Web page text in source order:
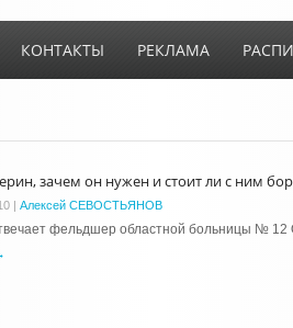
КОНТАКТЫ РЕКЛАМА
зачем он нужен и стоит ли с ним
| Алексей СЕВОСТЬЯНОВ
фельдшер областной больницы № 12